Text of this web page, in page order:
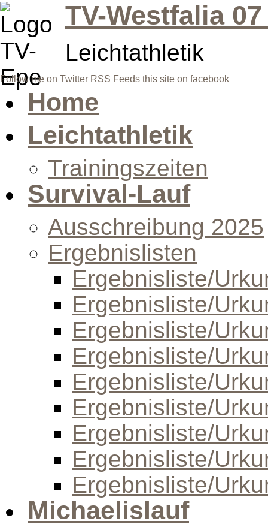
TV-Westfalia
Leichtathletik
Follow me on Twitter RSS Feeds this site on facebook
Home
Leichtathletik
Trainingszeiten
Survival-Lauf
Ausschreibung 2025
Ergebnislisten
Ergebnisliste/
Ergebnisliste/
Ergebnisliste/
Ergebnisliste/
Ergebnisliste/
Ergebnisliste/
Ergebnisliste/
Ergebnisliste/
Ergebnisliste/
Michaelislauf